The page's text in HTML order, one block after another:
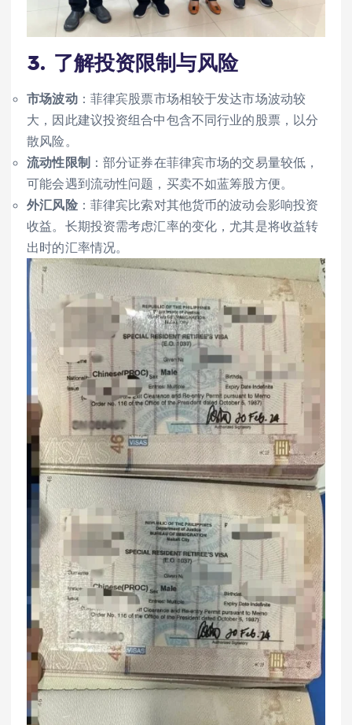
3. 了解投资限制与风险
市场波动：菲律宾股票市场相较于发达市场波动较
大，因此建议投资组合中包含不同行业的股票，以分
散风险。
流动性限制：部分证券在菲律宾市场的交易量较低，
可能会遇到流动性问题，买卖不如蓝筹股方便。
外汇风险：菲律宾比索对其他货币的波动会影响投资
收益。长期投资需考虑汇率的变化，尤其是将收益转
出时的汇率情况。